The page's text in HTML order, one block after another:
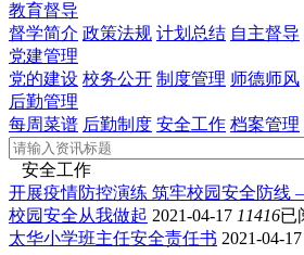
教育督导
督学简介 政策法规 计划总结 自主督导
党建管理
党的建设 校务公开 制度管理 师德师风
后勤管理
每周菜谱 后勤制度 安全工作 档案管理
安全工作
开展疫情防控演练 筑牢校园安全防
校园安全从我做起 2021-04-17 11416已
太华小学班主任安全责任书 2021-04-17